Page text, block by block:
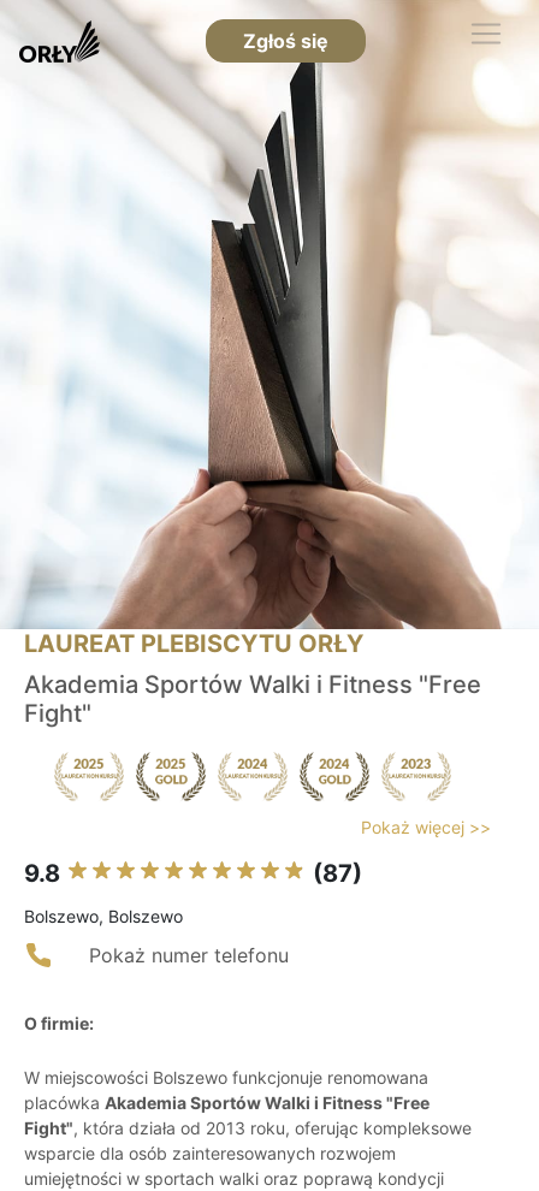
Zgłoś się
LAUREAT PLEBISCYTU ORŁY
Akademia Sportów Walki i Fitness "Free
Fight"
Pokaż więcej >>
9.8 (87)
Bolszewo, Bolszewo
Pokaż numer telefonu
O firmie:
W miejscowości Bolszewo funkcjonuje renomowana
placówka Akademia Sportów Walki i Fitness "Free
Fight", która działa od 2013 roku, oferując kompleksowe
wsparcie dla osób zainteresowanych rozwojem
umiejętności w sportach walki oraz poprawą kondycji